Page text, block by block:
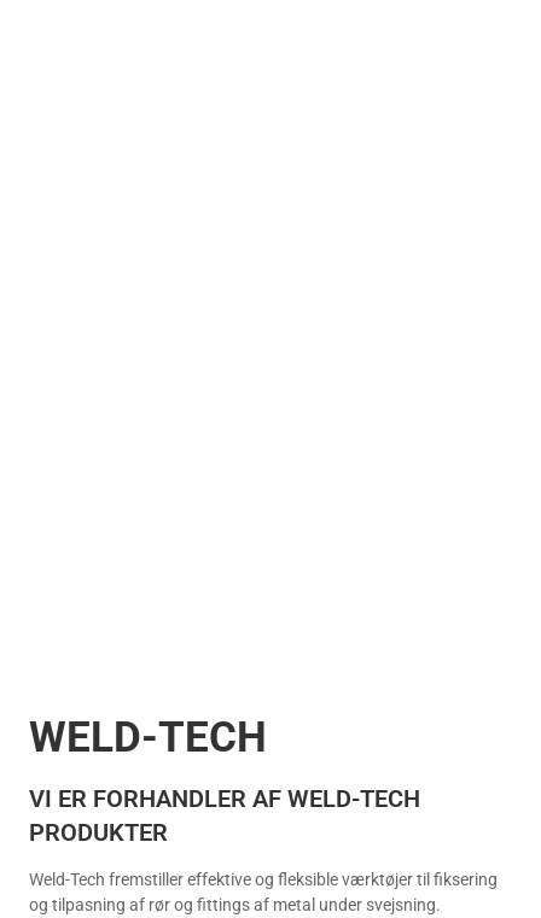
WELD-TECH
VI ER FORHANDLER AF WELD-TECH
PRODUKTER
Weld-Tech fremstiller effektive og fleksible værktøjer til fiksering
og tilpasning af rør og fittings af metal under svejsning.